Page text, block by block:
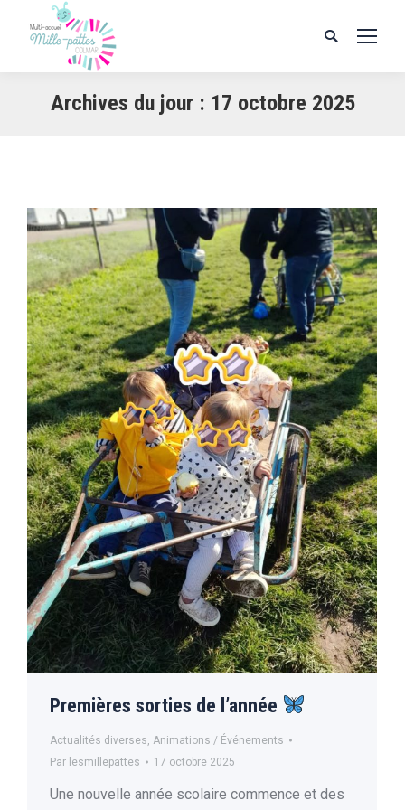
Search:
Archives du jour : 17 octobre 2025
Premières sorties de l’année
Actualités diverses, Animations / Événements
Par lesmillepattes 17 octobre 2025
Une nouvelle année scolaire commence et des